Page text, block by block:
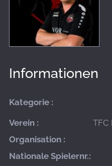
Informationen
Kategorie :
Verein :
Organisation :
Nationale Spielernr.: